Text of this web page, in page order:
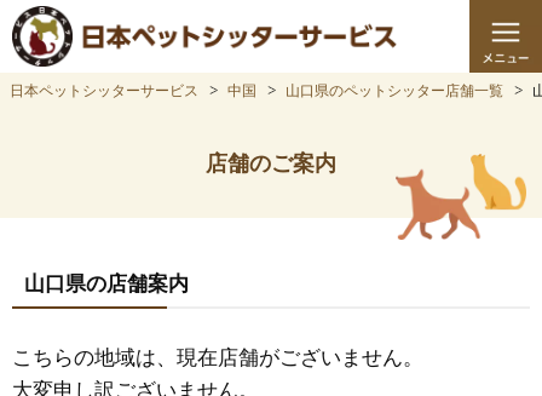
日本ペットシッターサービス 中国 山口県のペットシッター店舗一覧
店舗のご案内
山口県の店舗案内
こちらの地域は、現在店舗がございません。
大変申し訳ございません。